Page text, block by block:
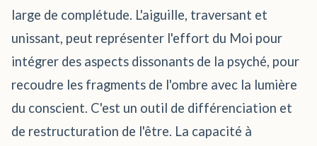
large de complétude. L'aiguille, traversant et
unissant, peut représenter l'effort du Moi pour
intégrer des aspects dissonants de la psyché, pour
recoudre les fragments de l'ombre avec la lumière
du conscient. C'est un outil de différenciation et
de restructuration de l'être. La capacité à